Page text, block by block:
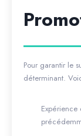
Pour garantir le
déterminant.